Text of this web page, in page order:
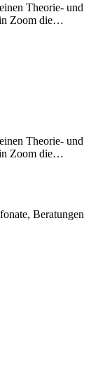
Theorie- und
in Zoom die…
Theorie- und
in Zoom die…
Beratungen